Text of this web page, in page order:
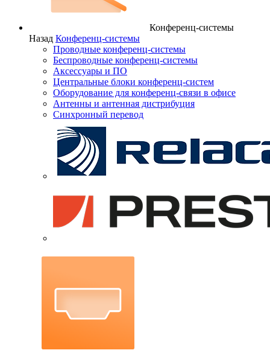
Конференц-системы
Назад Конференц-системы
Проводные конференц-системы
Беспроводные конференц-системы
Аксессуары и ПО
Центральные блоки конференц-систем
Оборудование для конференц-связи в офисе
Антенны и антенная дистрибуция
Синхронный перевод